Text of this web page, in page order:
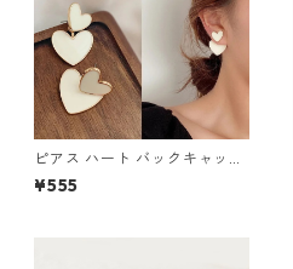
ピアス ハート バックキャッチ
ダブルハート 2way ハートピ
アス アクセサリー クリームホ
¥555